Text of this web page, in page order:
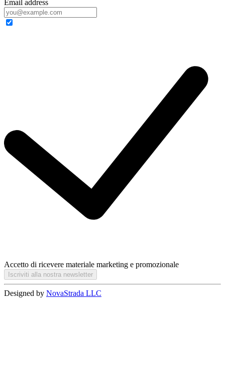
Email address
Accetto di ricevere materiale marketing e promozionale
Iscriviti alla nostra newsletter
Designed by NovaStrada LLC